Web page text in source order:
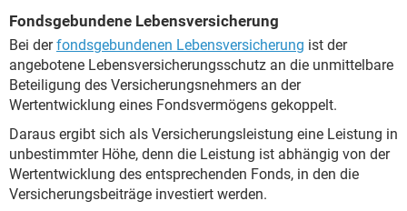
Fondsgebundene Lebensversicherung
Bei derfondsgebundenen Lebensversicherung ist der
angebotene Lebensversicherungsschutz an die unmittelbare
Beteiligung des Versicherungsnehmers an der
Wertentwicklung eines Fondsvermögens gekoppelt.
Daraus ergibt sich als Versicherungsleistung eine Leistung in
unbestimmter Höhe, denn die Leistung ist abhängig von der
Wertentwicklung des entsprechenden Fonds, in den die
Versicherungsbeiträge investiert werden.